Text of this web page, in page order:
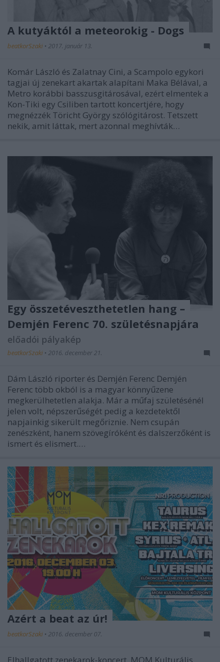
A kutyáktól a meteorokig - Dogs
beatkorSzaki • 2017. január 13.
Komár László és Zalatnay Cini, a Scampolo egykori
tagjai új zenekart akartak alapítani Maka Bélával, a
Metro korábbi basszusgitárosával, ezért elmentek a
Kon-Tiki egy Csiliben tartott koncertjére, hogy
megnézzék Töricht György szólógitárost. Tetszett
nekik, amit láttak, mert azonnal meghívták…
Egy összetéveszthetetlen hang –
Demjén Ferenc 70. születésnapjára
előadói pályakép
beatkorSzaki • 2016. december 21.
Dám László riporter és Demjén Ferenc Demjén
Ferenc több okból is a magyar könnyűzene
megkerülhetetlen alakja. Már a műfaj születésénél
jelen volt, népszerűségét pedig a kezdetektől
napjainkig sikerült megőriznie. Nem csupán
zenészként, hanem szövegíróként és dalszerzőként is
ismert és elismert.…
Azért a beat az úr!
beatkorSzaki • 2016. december 07.